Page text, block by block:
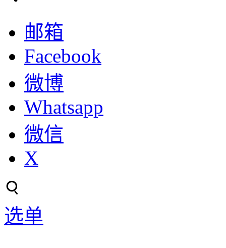
邮箱
Facebook
微博
Whatsapp
微信
X
选单